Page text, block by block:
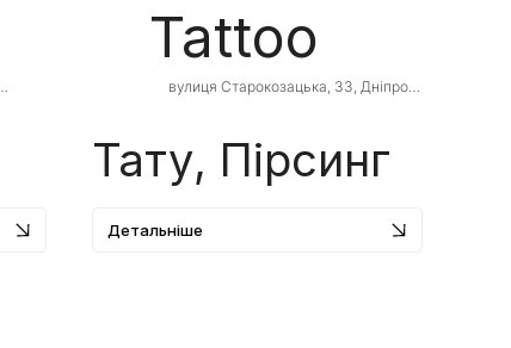
Tattoo
вулиця Старокозацька, 33, Дніпро,
Тату, Пірсинг
Детальніше